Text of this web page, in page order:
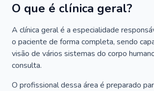
O que é clínica geral?
A clínica geral é a especialidade
o paciente de forma completa, sendo
visão de vários sistemas do corpo
consulta.
O profissional dessa área é preparado